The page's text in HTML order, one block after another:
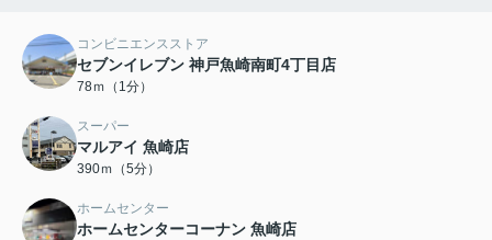
コンビニエンスストア
セブンイレブン 神戸魚崎南町4丁目店
78ｍ（1分）
スーパー
マルアイ 魚崎店
390ｍ（5分）
ホームセンター
ホームセンターコーナン 魚崎店